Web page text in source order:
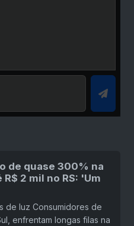
de quase 300% na
2 mil no RS: 'Um
de luz Consumidores de
enfrentam longas filas na